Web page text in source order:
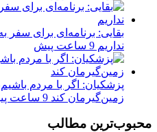
بقایی: برنامه‌ای برای سفر
نداریم 9 ساعت پیش
پزشکیان: اگر با مردم
زمین‌گیرمان کند 9 ساعت پیش
محبوب‌ترین مطالب